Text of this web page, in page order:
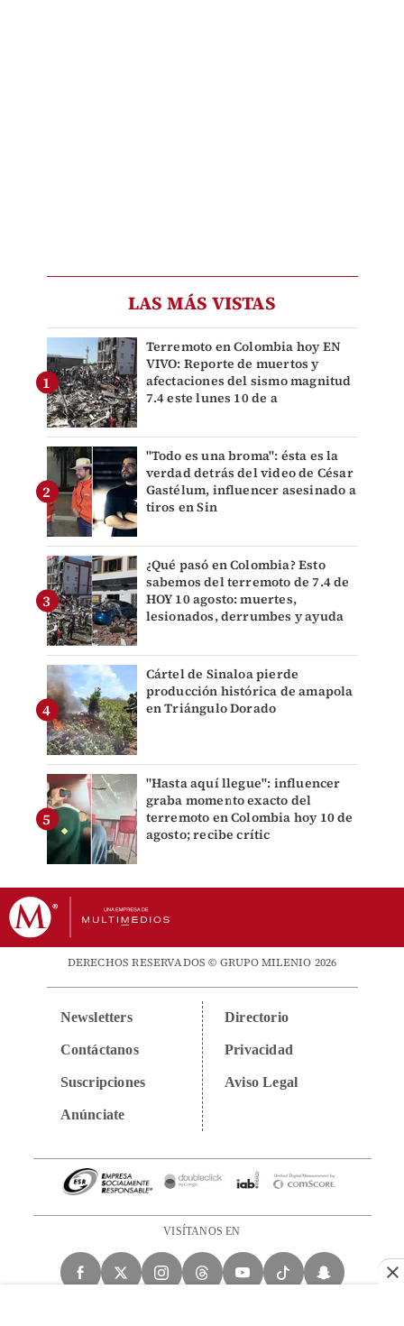
LAS MÁS VISTAS
Terremoto en Colombia hoy EN
VIVO: Reporte de muertos y
afectaciones del sismo magnitud
7.4 este lunes 10 de a
"Todo es una broma": ésta es la
verdad detrás del video de César
Gastélum, influencer asesinado a
tiros en Sin
¿Qué pasó en Colombia? Esto
sabemos del terremoto de 7.4 de
HOY 10 agosto: muertes,
lesionados, derrumbes y ayuda
Cártel de Sinaloa pierde
producción histórica de amapola
en Triángulo Dorado
"Hasta aquí llegue": influencer
graba momento exacto del
terremoto en Colombia hoy 10 de
agosto; recibe crític
DERECHOS RESERVADOS © GRUPO MILENIO 2026
Newsletters
Contáctanos
Suscripciones
Anúnciate
Directorio
Privacidad
Aviso Legal
VISÍTANOS EN